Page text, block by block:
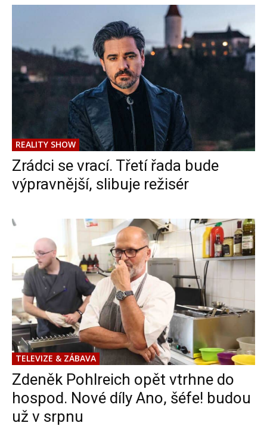
REALITY SHOW
Zrádci se vrací. Třetí řada bude
výpravnější, slibuje režisér
TELEVIZE & ZÁBAVA
Zdeněk Pohlreich opět vtrhne do
hospod. Nové díly Ano, šéfe! budou
už v srpnu